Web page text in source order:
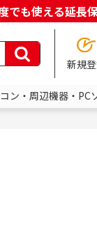
も使える延長
新規
ン・周辺機器・PC